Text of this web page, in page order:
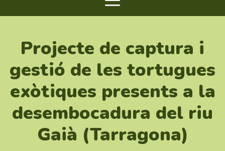
Projecte de captura i
gestió de les tortugues
exòtiques presents a la
desembocadura del riu
Gaià (Tarragona)